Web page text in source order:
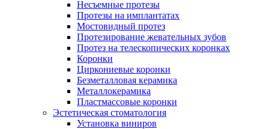
Несъемные протезы
Протезы на имплантатах
Мостовидный протез
Протезирование жевательных зубов
Протез на телескопических коронках
Коронки
Циркониевые коронки
Безметалловая керамика
Металлокерамика
Пластмассовые коронки
Эстетическая стоматология
Установка виниров